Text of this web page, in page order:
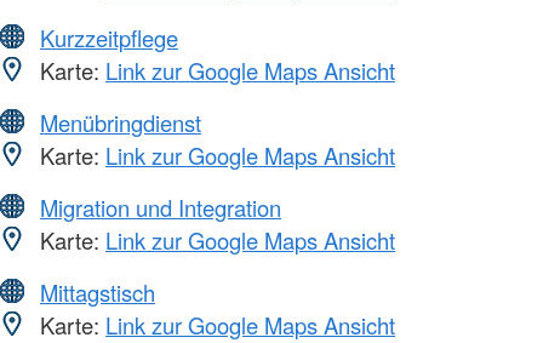
Kurzzeitpflege
Karte: Link zur Google Maps Ansicht
Menübringdienst
Karte: Link zur Google Maps Ansicht
Migration und Integration
Karte: Link zur Google Maps Ansicht
Mittagstisch
Karte: Link zur Google Maps Ansicht